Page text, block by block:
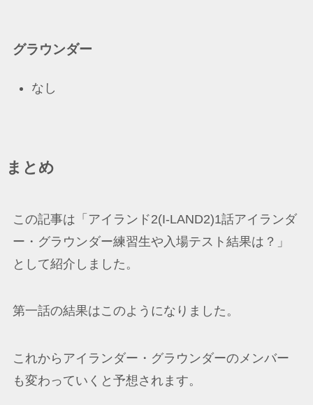
グラウンダー
なし
まとめ
この記事は「アイランド2(I-LAND2)1話アイランダ
ー・グラウンダー練習生や入場テスト結果は？」
として紹介しました。
第一話の結果はこのようになりました。
これからアイランダー・グラウンダーのメンバー
も変わっていくと予想されます。